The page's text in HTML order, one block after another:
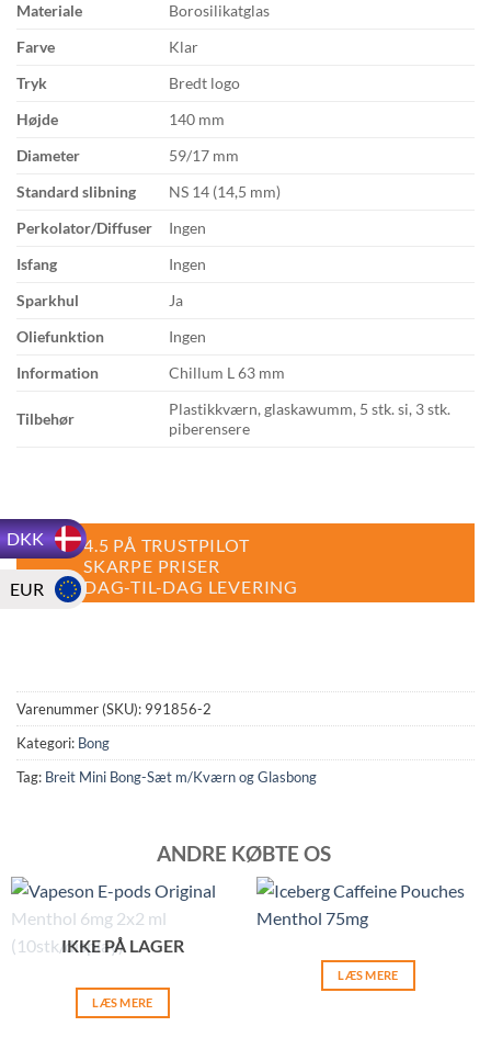
DKK
EUR
Materiale
Borosilikatglas
Farve
Klar
Tryk
Bredt logo
Højde
140 mm
Diameter
59/17 mm
Standard slibning
NS 14 (14,5 mm)
Perkolator/Diffuser
Ingen
Isfang
Ingen
Sparkhul
Ja
Oliefunktion
Ingen
Information
Chillum L 63 mm
Tilbehør
Plastikkværn, glaskawumm, 5 stk. si, 3 stk.
piberensere
4.5 PÅ TRUSTPILOT
SKARPE PRISER
DAG-TIL-DAG LEVERING
Varenummer (SKU): 991856-2
Kategori: Bong
Tag: Breit Mini Bong-Sæt m/Kværn og Glasbong
ANDRE KØBTE OS
IKKE PÅ LAGER
LÆS MERE
LÆS MERE